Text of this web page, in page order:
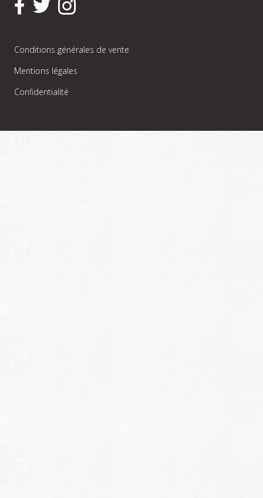
Conditions générales de vente
Mentions légales
Confidentialité